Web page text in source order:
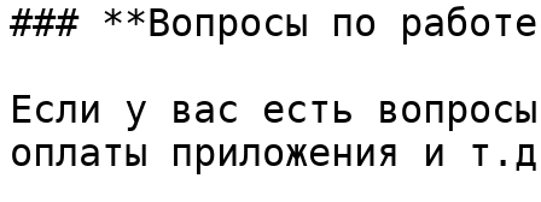
### **Вопросы по
Если у вас есть
оплаты приложения и